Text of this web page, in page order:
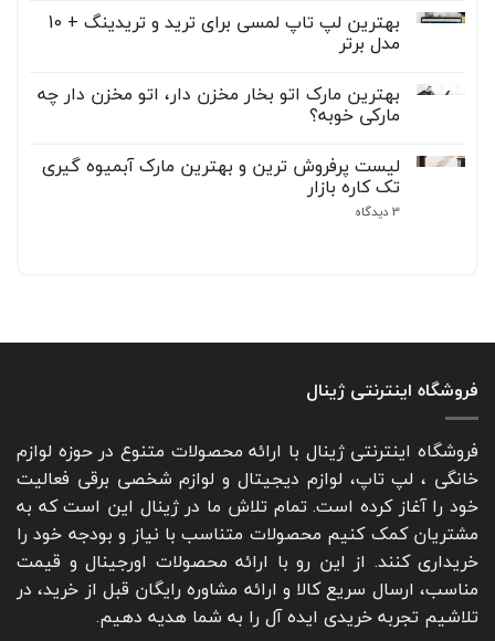
عرشیا،
کدام
برند
لپ
تاپ
استوک
حیاتی
در
انتخاب
بهترین لپ تاپ لمسی برای ترید و تریدینگ + 10
مدل برتر
برای
بهترین
لپ
برای
ترید
و
تریدینگ
ثبت
نشده
بهترین مارک اتو بخار مخزن دار، اتو مخزن دار چه
مارکی خوبه؟
برای
بهترین
مارک
اتو
خوبه؟
ثبت
نشده
لیست پرفروش ترین و بهترین مارک آبمیوه گیری
تک کاره بازار
3 دیدگاه
تک
فروشگاه اینترنتی ژینال
فروشگاه اینترنتی ژینال با ارائه محصولات متنوع در حوزه لوازم
خانگی ، لپ تاپ، لوازم دیجیتال و لوازم شخصی برقی فعالیت
خود را آغاز کرده است. تمام تلاش ما در ژینال این است که به
مشتریان کمک کنیم محصولات متناسب با نیاز و بودجه خود را
خریداری کنند. از این رو با ارائه محصولات اورجینال و قیمت
مناسب، ارسال سریع کالا و ارائه مشاوره رایگان قبل از خرید، در
تلاشیم تجربه خریدی ایده آل را به شما هدیه دهیم.